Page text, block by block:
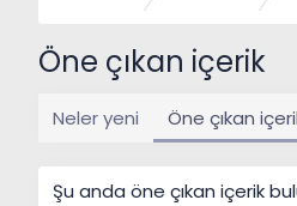
Öne çıkan içerik
Neler yeni Öne çıkan
Şu anda öne çıkan içerik